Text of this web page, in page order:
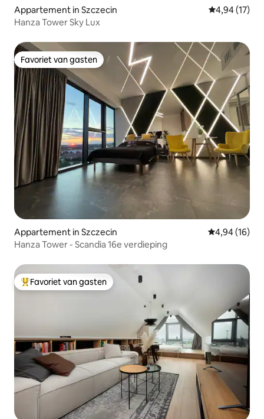
Appartement in Szczecin Gemiddelde
4,94 (17)
Hanza Tower Sky Lux
Favoriet van gasten
Favoriet van gasten
Appartement in Szczecin Gemiddelde
4,94 (16)
Hanza Tower - Scandia 16e verdieping
Topfavoriet van gasten
Favoriet van gasten